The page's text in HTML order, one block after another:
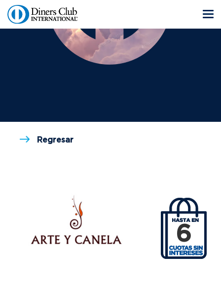
Regresar
6